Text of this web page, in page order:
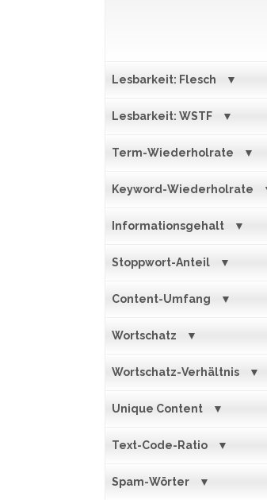
Lesbarkeit: Flesch
Lesbarkeit: WSTF
Term-Wiederholrate
Keyword-Wiederholrate
Informationsgehalt
Stoppwort-Anteil
Content-Umfang
Wortschatz
Wortschatz-Verhältnis
Unique Content
Text-Code-Ratio
Spam-Wörter